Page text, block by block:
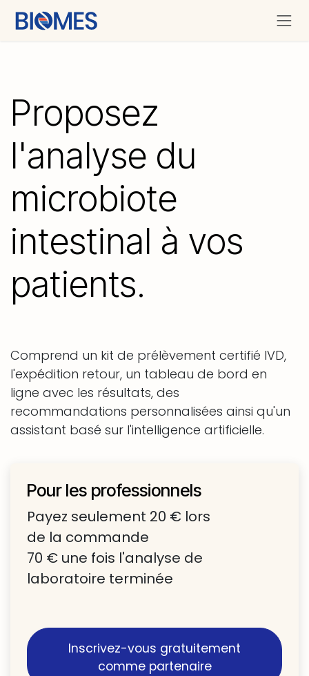
Se rendre au contenu
Proposez
l'analyse du
microbiote
intestinal à vos
patients.
Comprend un kit de prélèvement certifié IVD,
l'expédition retour, un tableau de bord en
ligne avec les résultats, des
recommandations personnalisées ainsi qu'un
assistant basé sur l'intelligence artificielle.
Pour les professionnels
Payez seulement 20 € lors
de la commande
70 € une fois l'analyse de
laboratoire terminée​
Inscrivez-vous gratuitement
comme partenaire